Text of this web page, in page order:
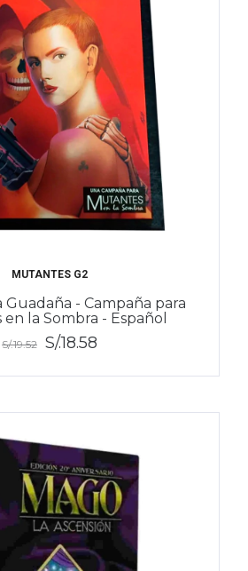
MUTANTES G2
Guadaña - Campaña para
la Sombra - Español
S/.19.52 S/.18.58